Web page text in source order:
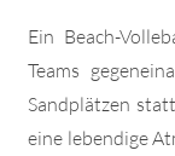
Ein Beach-
Teams
Sandplätzen
eine lebendige